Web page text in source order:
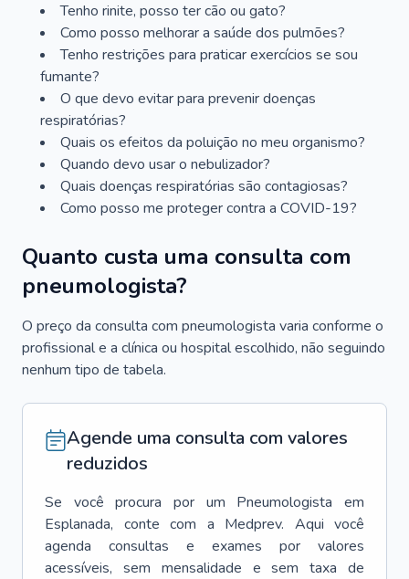
Tenho rinite, posso ter cão ou gato?
Como posso melhorar a saúde dos pulmões?
Tenho restrições para praticar exercícios se sou
fumante?
O que devo evitar para prevenir doenças
respiratórias?
Quais os efeitos da poluição no meu organismo?
Quando devo usar o nebulizador?
Quais doenças respiratórias são contagiosas?
Como posso me proteger contra a COVID-19?
Quanto custa uma consulta com
pneumologista?
O preço da consulta com pneumologista varia conforme o
profissional e a clínica ou hospital escolhido, não seguindo
nenhum tipo de tabela.
Agende uma consulta com valores
reduzidos
Se você procura por um Pneumologista
em
Esplanada, conte com a Medprev. Aqui você
agenda consultas e exames por valores
acessíveis, sem mensalidade e sem taxa de